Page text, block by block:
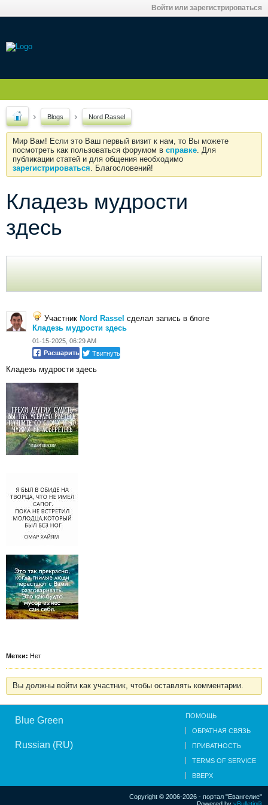
Войти или зарегистрироваться
Blogs Nord Rassel
Мир Вам! Если это Ваш первый визит к нам, то Вы можете
посмотреть как пользоваться форумом в справке. Для
публикации статей и для общения необходимо
зарегистрироваться. Благословений!
Кладезь мудрости
здесь
Участник Nord Rassel сделал запись в блоге
Кладезь мудрости здесь
01-15-2025, 06:29 AM
Расшарить
Твитнуть
Кладезь мудрости здесь
Метки: Нет
Вы должны войти как участник, чтобы оставлять комментарии.
Blue Green
Russian (RU)
ПОМОЩЬ
ОБРАТНАЯ СВЯЗЬ
ПРИВАТНОСТЬ
TERMS OF SERVICE
ВВЕРХ
Copyright © 2006-2026 - портал "Евангелие"